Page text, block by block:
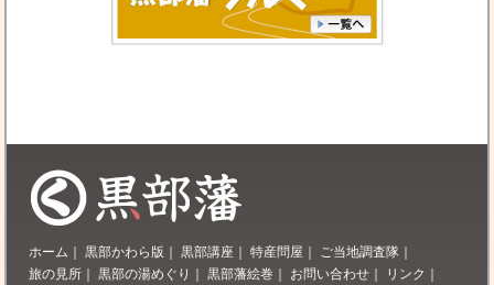
ホーム ｜ 黒部かわら版 ｜ 黒部講座 ｜ 特産問屋 ｜ ご当地調査隊 ｜
旅の見所 ｜ 黒部の湯めぐり ｜ 黒部藩絵巻 ｜ お問い合わせ ｜ リンク ｜